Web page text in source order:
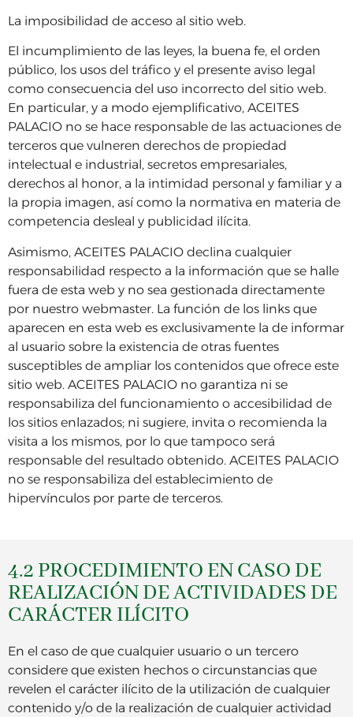
La imposibilidad de acceso al sitio web.
El incumplimiento de las leyes, la buena fe, el orden
público, los usos del tráfico y el presente aviso legal
como consecuencia del uso incorrecto del sitio web.
En particular, y a modo ejemplificativo, ACEITES
PALACIO no se hace responsable de las actuaciones de
terceros que vulneren derechos de propiedad
intelectual e industrial, secretos empresariales,
derechos al honor, a la intimidad personal y familiar y a
la propia imagen, así como la normativa en materia de
competencia desleal y publicidad ilícita.
Asimismo, ACEITES PALACIO declina cualquier
responsabilidad respecto a la información que se halle
fuera de esta web y no sea gestionada directamente
por nuestro webmaster. La función de los links que
aparecen en esta web es exclusivamente la de informar
al usuario sobre la existencia de otras fuentes
susceptibles de ampliar los contenidos que ofrece este
sitio web. ACEITES PALACIO no garantiza ni se
responsabiliza del funcionamiento o accesibilidad de
los sitios enlazados; ni sugiere, invita o recomienda la
visita a los mismos, por lo que tampoco será
responsable del resultado obtenido. ACEITES PALACIO
no se responsabiliza del establecimiento de
hipervínculos por parte de terceros.
4.2 PROCEDIMIENTO EN CASO DE
REALIZACIÓN DE ACTIVIDADES DE
CARÁCTER ILÍCITO
En el caso de que cualquier usuario o un tercero
considere que existen hechos o circunstancias que
revelen el carácter ilícito de la utilización de cualquier
contenido y/o de la realización de cualquier actividad